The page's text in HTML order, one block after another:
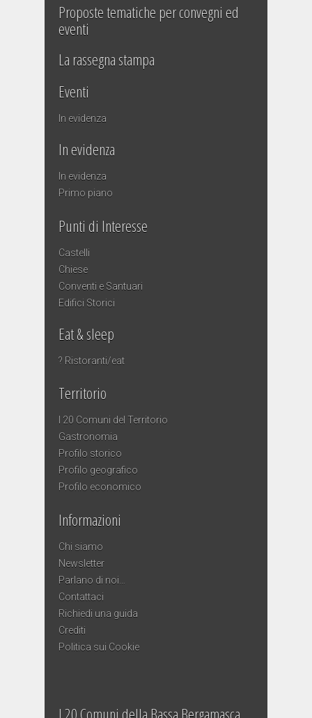
Proposte tematiche per convegni ed
eventi
La rassegna stampa
Eventi
In evidenza
In evidenza
In evidenza
Primo piano
Punti di Interesse
Castelli
Chiese
Conventi e Santuari
Edifici Storici
Eat & sleep
? Ristoranti/eat
Territorio
I 20 Comuni del Territorio
Gastronomia
Profilo storico
Profilo geografico
Profilo economico
Informazioni
Chi siamo
Newsletter
Parlano di noi…
Contattaci
Richiedi una guida
Crediti
Politica sui Cookie